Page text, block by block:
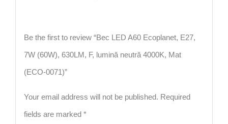
Be the first to review “Bec LED A60 Ecoplanet, E27,
7W (60W), 630LM, F, lumină neutră 4000K, Mat
(ECO-0071)”
Your email address will not be published. Required
fields are marked *